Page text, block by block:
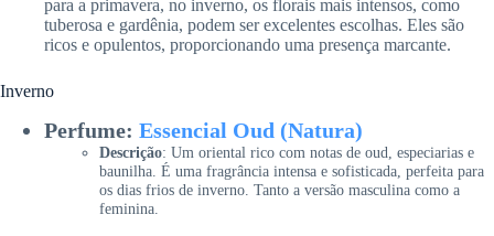
para a primavera, no inverno, os florais mais intensos, como
tuberosa e gardênia, podem ser excelentes escolhas. Eles são
ricos e opulentos, proporcionando uma presença marcante.
Inverno
Perfume: Essencial Oud (Natura)
Descrição: Um oriental rico com notas de oud, especiarias e
baunilha. É uma fragrância intensa e sofisticada, perfeita para
os dias frios de inverno. Tanto a versão masculina como a
feminina.